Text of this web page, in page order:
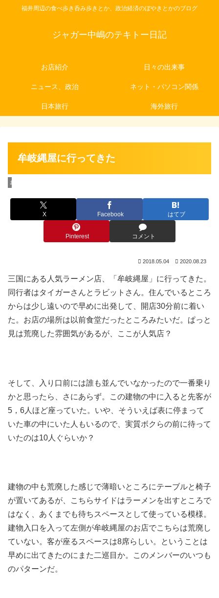
福井周辺の食べ歩き呑み歩きとか、政治経済のぼやきとかのブログ
ジャガー中嶋のテキトー日記
お店紹介 日々の出来事
ニュース、政治 ネット・パソコン関係
日本旅行 海外旅行
牟岐縄屋に行ってきた
お店紹介
X Facebook はてブ
Pinterest コメント
2018.05.04 2020.08.23
三国にある人気ラーメン店、「牟岐縄屋」に行ってきた。
同行者はタイガーさんとラビットさん。住んでいるところ
からは少し遠いので早めに出発して、開店30分前に着い
た。お店の場所は以前食堂だったところみたいだ。ぱっと
見は荒廃した雰囲気があるが、ここが人気店？
そして、入り口前には誰も並んでいなかったので一番乗り
かと思ったら、さにあらず。この建物の中に入ると先客が
5，6人ほど座っていた。いや、そういえば表に停まって
いた車の中にいた人もいるので、実質ボクらの前に待って
いたのは10人ぐらいか？
建物の中も荒廃した感じで薄暗いところにテーブルと椅子
が置いてあるが、こちらサイドはラーメンを出すところで
はなく、あくまでも待ちスペースとして使っている模様。
建物入口を入って左側が牟岐縄屋のお店でこちらは荒廃し
ていない。客が座るスペースは8席らしい。ということは
早めに出てきたのにまた二巡目か。このメンバーのいつも
のパターンだ。